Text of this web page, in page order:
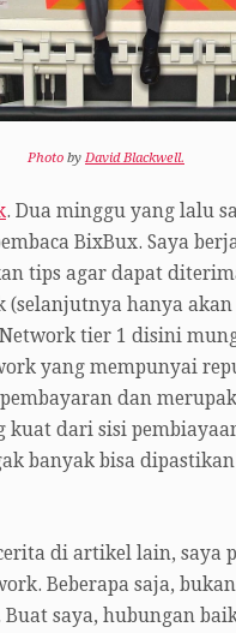
Photo by David Blackwell.
. Dua minggu yang lalu
BixBux. Saya
tips agar dapat
hanya akan
tier 1 disini
yang mempunyai
dan
kuat dari sisi
banyak bisa
di artikel lain, saya
Beberapa saja,
saya, hubungan